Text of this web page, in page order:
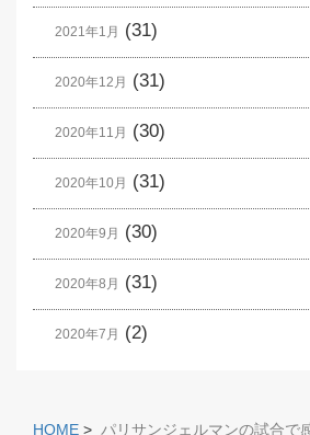
2021年1月 (31)
2020年12月 (31)
2020年11月 (30)
2020年10月 (31)
2020年9月 (30)
2020年8月 (31)
2020年7月 (2)
HOME > パリサンジェルマンの試合で